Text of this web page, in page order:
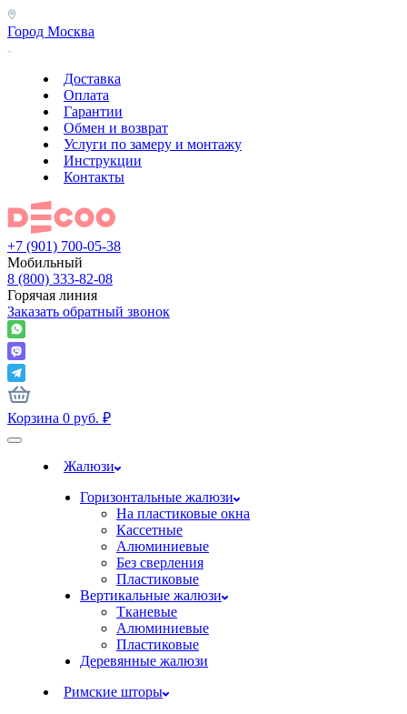
Город Москва
Доставка
Оплата
Гарантии
Обмен и возврат
Услуги по замеру и монтажу
Инструкции
Контакты
+7 (901) 700-05-38
Мобильный
8 (800) 333-82-08
Горячая линия
Заказать обратный звонок
Корзина 0 руб. ₽
Жалюзи
Горизонтальные жалюзи
На пластиковые окна
Кассетные
Алюминиевые
Без сверления
Пластиковые
Вертикальные жалюзи
Тканевые
Алюминиевые
Пластиковые
Деревянные жалюзи
Римские шторы